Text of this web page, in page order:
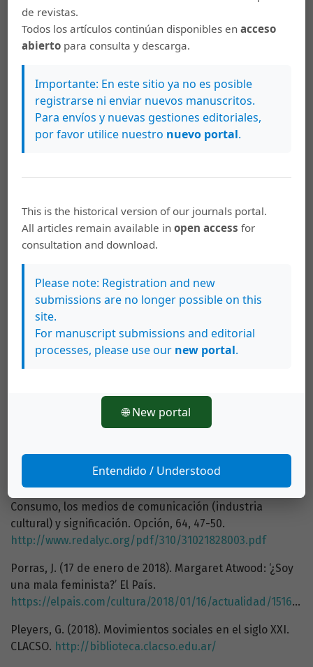
Menjívar. (Ed.), ¿Hacia masculinidades tránsfugas?
masculinidad en Iberoamérica (pp.61-77). FLACSO.
Montesinos, R. y Carillo, R. (2010). Feminidades y
masculinidades de cambio cultural de fin y principio de
siglo. El Cotidiano, 160, 5-14.
http://www.redalyc.org/articulo.oa?id=32512766002
Murillo, C. (10 de diciembre de 2017). Las denuncias
Diario.https://www.laizquierdadiario.com/Las-
Murillo, C. (11 de enero de 2018). Hollywood y Cannes:
lejos del 99% de las mujeres. La Izquierda Diario.
Padilla, R. (15 de junio de 2019). Hashtag: Para qué Sirven
y Cómo Usarlos Correctamente [Mensaje en un blog].
https://www.genwords.com/blog/hashtag-para-que-
sirven-y-como-usarlos
debate necesario sobre cómo enfrentar la violencia
contras las mujeres. La Izquierda Diario.
https://www.laizquierdadiario.com.mx/Metoo-Un-
Pentiado, L., Lisboa, F., Portela, M. y Stefano, N. (2011).
Consumo, los medios de comunicación (industria
cultural) y significación. Opción, 64, 47-50.
http://www.redalyc.org/pdf/310/31021828003.pdf
Porras, J. (17 de enero de 2018). Margaret Atwood: ‘¿Soy
una mala feminista?’ El País.
https://elpais.com/cultura/2018/01/16/actualidad/1516091421_335382.html
Pleyers, G. (2018). Movimientos sociales en el siglo XXI.
CLACSO. http://biblioteca.clacso.edu.ar/
de revistas.
Todos los artículos continúan disponibles enacceso
abierto para consulta y descarga.
Importante: En este sitio ya no es posible
registrarse ni enviar nuevos manuscritos.
Para envíos y nuevas gestiones editoriales,
por favor utilice nuestro nuevo portal.
This is the historical version of our journals portal.
All articles remain available inopen access for
consultation and download.
Please note: Registration and new
submissions are no longer possible on this
site.
For manuscript submissions and editorial
processes, please use our new portal.
🌐 New portal
Entendido / Understood